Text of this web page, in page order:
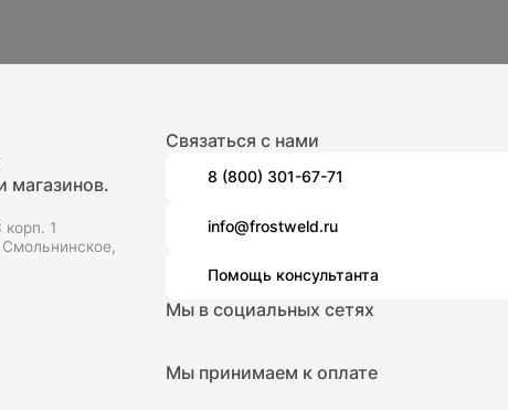
магазинов.
1
Связаться с нами
8 (800) 301-67-71
info@frostweld.ru
Помощь консультанта
Мы в социальных сетях
Мы принимаем к оплате